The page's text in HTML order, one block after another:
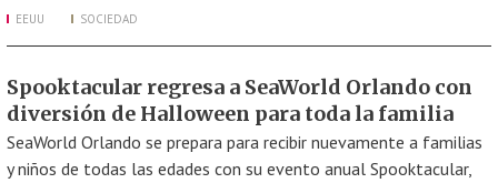
EEUU SOCIEDAD
Spooktacular regresa a SeaWorld Orlando con
diversión de Halloween para toda la familia
SeaWorld Orlando se prepara para recibir nuevamente a familias
y niños de todas las edades con su evento anual Spooktacular,